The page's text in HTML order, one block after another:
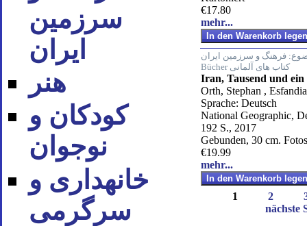
سرزمین
ایران
هنر
کودکان و
نوجوان
خانه‪داری و
سرگرمی
€17.80
mehr...
فرهنگ و سرزمین ایران / Deutsche
Bücher کتاب های آلمانی
Iran, Tausend und
Orth, Stephan ,
Sprache: Deutsch
National Geographic,
192 S., 2017
Gebunden, 30 cm.
€19.99
mehr...
1 2
nächste